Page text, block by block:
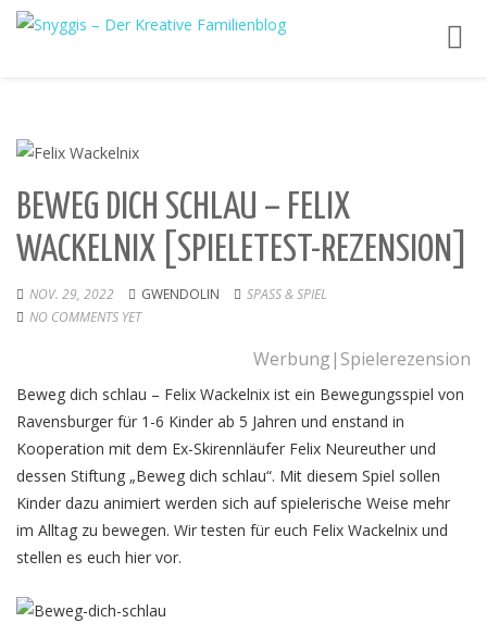
BEWEG DICH SCHLAU – FELIX
WACKELNIX [SPIELETEST-REZENSION]
NOV. 29, 2022 GWENDOLIN
SPASS & SPIEL
NO COMMENTS YET
Werbung|Spielerezension
Beweg dich schlau – Felix Wackelnix ist ein Bewegungsspiel von
Ravensburger für 1-6 Kinder ab 5 Jahren und enstand in
Kooperation mit dem Ex-Skirennläufer Felix Neureuther und
dessen Stiftung „Beweg dich schlau“. Mit diesem Spiel sollen
Kinder dazu animiert werden sich auf spielerische Weise mehr
im Alltag zu bewegen. Wir testen für euch Felix Wackelnix und
stellen es euch hier vor.